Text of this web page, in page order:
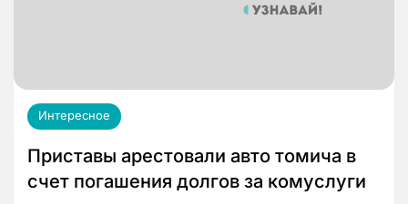
Интересное
Приставы арестовали авто томича в
счет погашения долгов за комуслуги